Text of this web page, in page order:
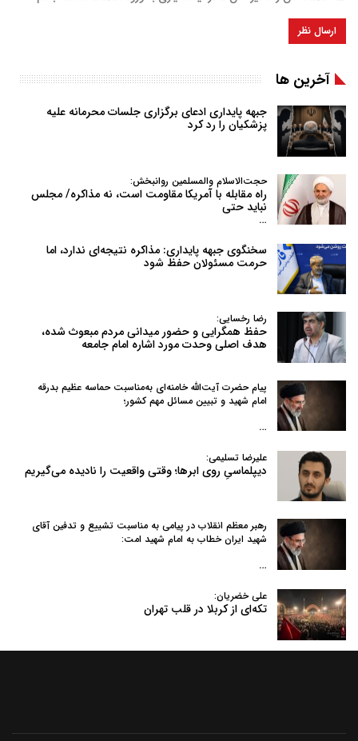
آخرین ها
جبهه پایداری ادعای برگزاری جلسات محرمانه علیه
پزشکیان را رد کرد
حجت‌الاسلام والمسلمین روانبخش:
راه مقابله با آمریکا مقاومت است، نه مذاکره/ مجلس
نباید حتی
…
سخنگوی جبهه پایداری: مذاکره نتیجه‌ای ندارد، اما
حرمت مسئولان حفظ شود
رضا رخسایی:
حفظ همگرایی و حضور میدانی مردم مبعوث شده،
هدف اصلی وحدت مورد اشاره امام جامعه
پیام حضرت آیت‌الله خامنه‌ای به‌مناسبت حماسه عظیم بدرقه
امام شهید و تبیین مسائل مهم کشور؛
…
علیرضا تسلیمی:
دیپلماسیِ روی ابرها؛ وقتی واقعیت را نادیده می‌گیریم
رهبر معظم انقلاب در پیامی به‌ مناسبت تشییع و تدفین آقای
شهید ایران خطاب به امام شهید امت:
…
علی خضریان:
تکه‌ای از کربلا در قلب تهران